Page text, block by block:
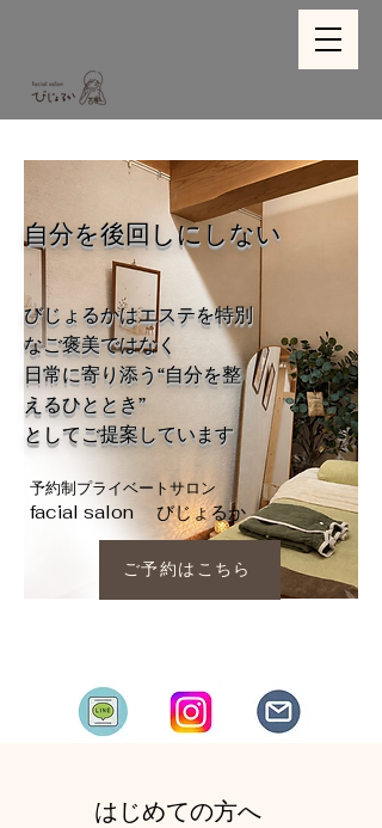
びじょるかはエステを特別
なご褒美ではなく
日常に寄り添う“自分を整
えるひととき”
としてご提案しています
​予約制プライベートサロン
​facial salon びじょるか
自分を後回しにしない
ご予約はこちら
​はじめての方へ